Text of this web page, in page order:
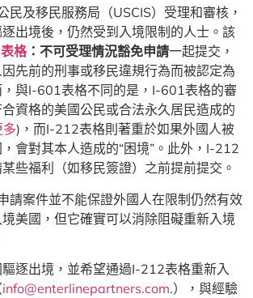
民及移民服務局（USCIS）受理和審核，
出境後，仍然受到入境限制的人士。該
表格：不可受理情況豁免申請一起提交，
先前的刑事或移民違規行為而被認定為
與I-601表格不同的是，I-601表格的審
資格的美國公民或合法永久居民造成的
多)，而I-212表格則著重於如果外國人被
會對其本人造成的“困境”。此外，I-212
些福利（如移民簽證）之前提前提交。
請案件並不能保證外國人在限制仍然有效
美國，但它確實可以消除阻礙重新入境
逐出境，並希望通過I-212表格重新入
info@enterlinepartners.com.），與經驗